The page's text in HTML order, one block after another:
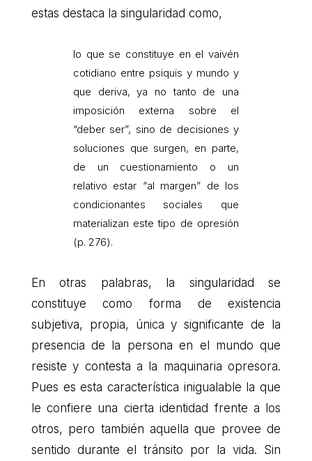
estas destaca la singularidad como,
lo que se constituye en el vaivén
cotidiano entre psiquis y mundo y
que deriva, ya no tanto de una
imposición externa sobre el
“deber ser”, sino de decisiones y
soluciones que surgen, en parte,
de un cuestionamiento o un
relativo estar “al margen” de los
condicionantes sociales que
materializan este tipo de opresión
(p. 276).
En otras palabras, la singularidad se
constituye como forma de existencia
subjetiva, propia, única y significante de la
presencia de la persona en el mundo que
resiste y contesta a la maquinaria opresora.
Pues es esta característica inigualable la que
le confiere una cierta identidad frente a los
otros, pero también aquella que provee de
sentido durante el tránsito por la vida. Sin